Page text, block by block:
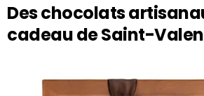
Des chocolats
cadeau de Saint-